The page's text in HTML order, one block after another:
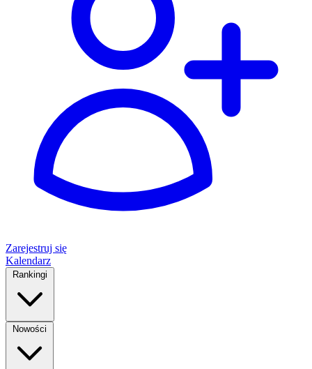
Zarejestruj się
Kalendarz
Rankingi
Nowości